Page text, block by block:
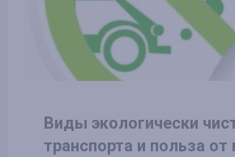
Виды экологически
транспорта и польза от